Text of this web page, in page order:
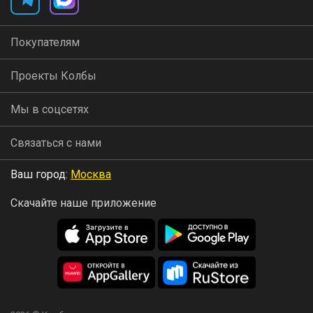
Покупателям
Проекты Колбы
Мы в соцсетях
Связаться с нами
Ваш город: Москва
Скачайте наше приложение